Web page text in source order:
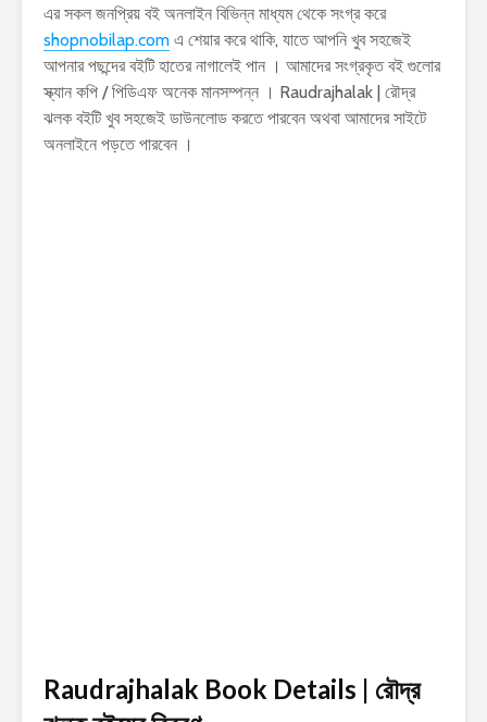
এর সকল জনপ্রিয় বই অনলাইন বিভিন্ন মাধ্যম থেকে সংগ্র করে
shopnobilap.com এ শেয়ার করে থাকি, যাতে আপনি খুব সহজেই
আপনার পছন্দের বইটি হাতের নাগালেই পান । আমাদের সংগ্রকৃত বই গুলোর
স্ক্যান কপি / পিডিএফ অনেক মানসম্পন্ন । Raudrajhalak | রৌদ্র
ঝলক বইটি খুব সহজেই ডাউনলোড করতে পারবেন অথবা আমাদের সাইটে
অনলাইনে পড়তে পারবেন ।
Raudrajhalak Book Details | রৌদ্র